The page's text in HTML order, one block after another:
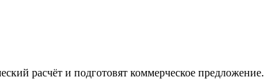
расчёт и подготовят коммерческое предложение.